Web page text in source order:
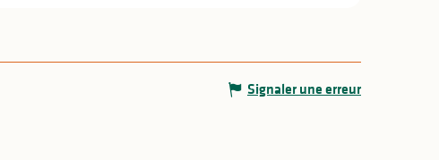
Signaler une erreur